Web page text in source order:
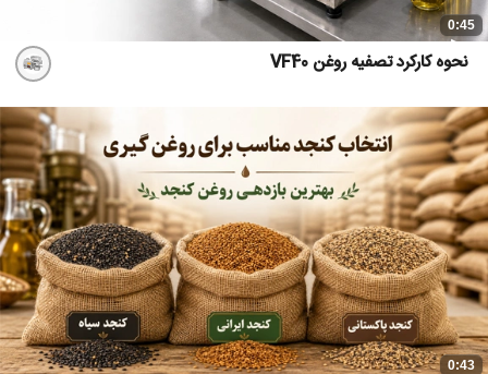
0:45
نحوه کارکرد تصفیه روغن VF40
0:43